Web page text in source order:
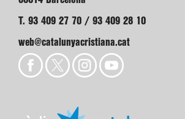
T. 93 409 27 70 / 93 409 28 10
web@catalunyacristiana.cat